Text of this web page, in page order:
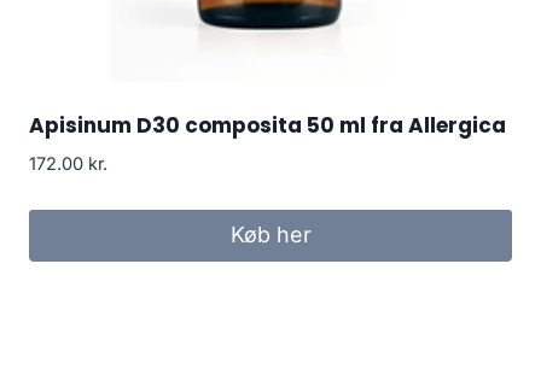
Apisinum D30 composita 50 ml fra Allergica
172.00 kr.
Køb her